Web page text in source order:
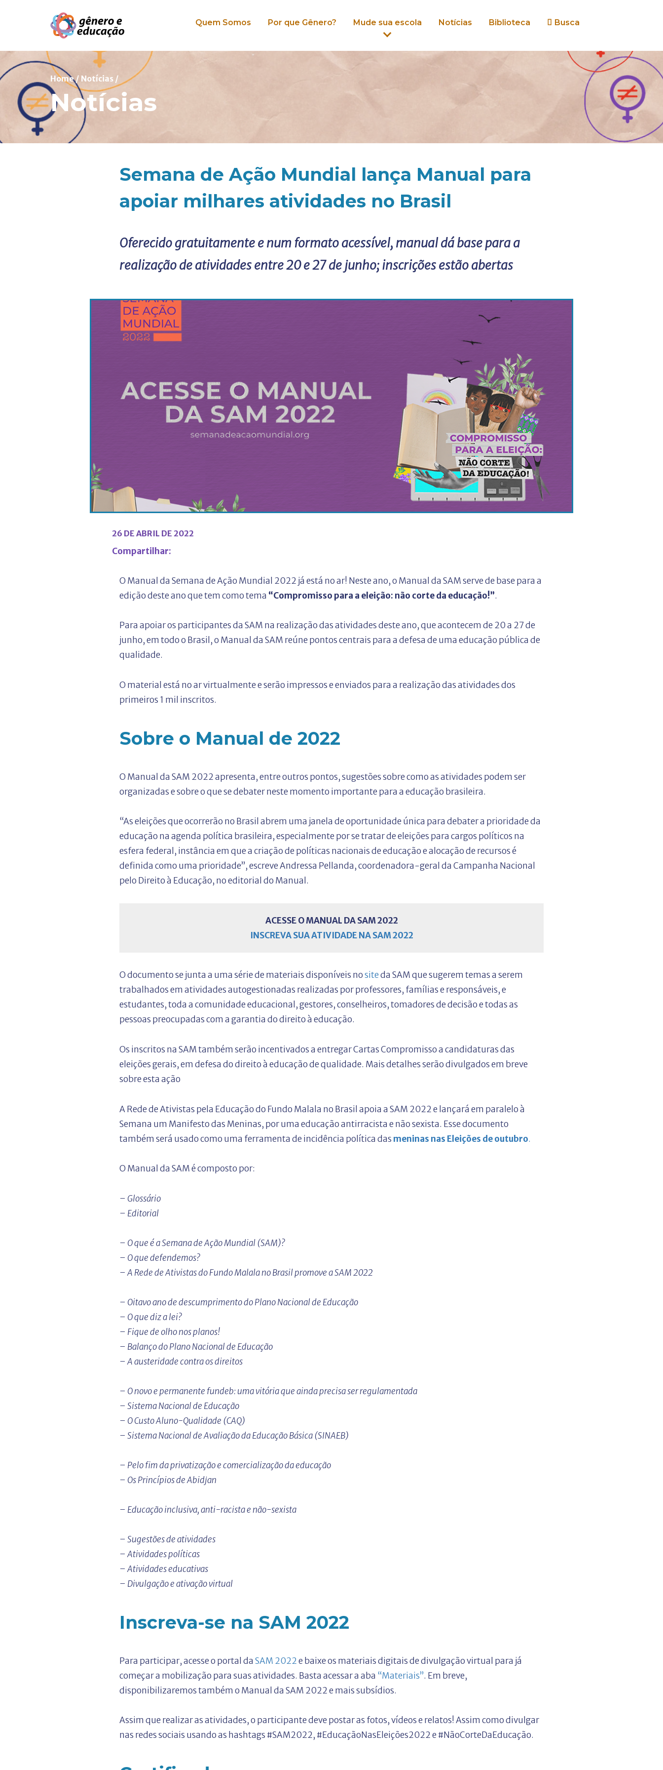
Pular para o conteúdo
Quem Somos Por que Gênero? Mude sua escola Notícias Biblioteca Busca
Home/ Notícias /
Notícias
Semana de Ação Mundial lança Manual para
apoiar milhares atividades no Brasil
Oferecido gratuitamente e num formato acessível, manual dá base para a
realização de atividades entre 20 e 27 de junho; inscrições estão abertas
26 DE ABRIL DE 2022
Compartilhar:
O Manual da Semana de Ação Mundial 2022 já está no ar! Neste ano, o Manual da SAM serve de base para a
edição deste ano que tem como tema “Compromisso para a eleição: não corte da educação!”.
Para apoiar os participantes da SAM na realização das atividades deste ano, que acontecem de 20 a 27 de
junho, em todo o Brasil, o Manual da SAM reúne pontos centrais para a defesa de uma educação pública de
qualidade.
O material está no ar virtualmente e serão impressos e enviados para a realização das atividades dos
primeiros 1 mil inscritos.
Sobre o Manual de 2022
O Manual da SAM 2022 apresenta, entre outros pontos, sugestões sobre como as atividades podem ser
organizadas e sobre o que se debater neste momento importante para a educação brasileira.
“As eleições que ocorrerão no Brasil abrem uma janela de oportunidade única para debater a prioridade da
educação na agenda política brasileira, especialmente por se tratar de eleições para cargos políticos na
esfera federal, instância em que a criação de políticas nacionais de educação e alocação de recursos é
definida como uma prioridade”, escreve Andressa Pellanda, coordenadora-geral da Campanha Nacional
pelo Direito à Educação, no editorial do Manual.
ACESSE O MANUAL DA SAM 2022
INSCREVA SUA ATIVIDADE NA SAM 2022
O documento se junta a uma série de materiais disponíveis nositeda SAM que sugerem temas a serem
trabalhados em atividades autogestionadas realizadas por professores, famílias e responsáveis, e
estudantes, toda a comunidade educacional, gestores, conselheiros, tomadores de decisão e todas as
pessoas preocupadas com a garantia do direito à educação.
Os inscritos na SAM também serão incentivados a entregar Cartas Compromisso a candidaturas das
eleições gerais, em defesa do direito à educação de qualidade. Mais detalhes serão divulgados em breve
sobre esta ação
A Rede de Ativistas pela Educação do Fundo Malala no Brasil apoia a SAM 2022 e lançará em paralelo à
Semana um Manifesto das Meninas, por uma educação antirracista e não sexista. Esse documento
também será usado como uma ferramenta de incidência política das meninas nas Eleições de outubro.
O Manual da SAM é composto por:
– Glossário
– Editorial
– O que é a Semana de Ação Mundial (SAM)?
– O que defendemos?
– A Rede de Ativistas do Fundo Malala no Brasil promove a SAM 2022
– Oitavo ano de descumprimento do Plano Nacional de Educação
– O que diz a lei?
– Fique de olho nos planos!
– Balanço do Plano Nacional de Educação
– A austeridade contra os direitos
– O novo e permanente fundeb: uma vitória que ainda precisa ser regulamentada
– Sistema Nacional de Educação
– O Custo Aluno-Qualidade (CAQ)
– Sistema Nacional de Avaliação da Educação Básica (SINAEB)
– Pelo fim da privatização e comercialização da educação
– Os Princípios de Abidjan
– Educação inclusiva, anti-racista e não-sexista
– Sugestões de atividades
– Atividades políticas
– Atividades educativas
– Divulgação e ativação virtual
Inscreva-se na SAM 2022
Para participar, acesse o portal da SAM 2022e baixe os materiais digitais de divulgação virtual para já
começar a mobilização para suas atividades. Basta acessar a aba “Materiais”. Em breve,
disponibilizaremos também o Manual da SAM 2022 e mais subsídios.
Assim que realizar as atividades, o participante deve postar as fotos, vídeos e relatos! Assim como divulgar
nas redes sociais usando as hashtags #SAM2022, #EducaçãoNasEleições2022 e #NãoCorteDaEducação.